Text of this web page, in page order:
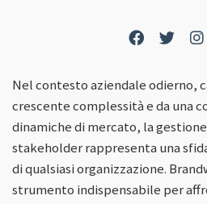
Nel contesto aziendale odierno,
crescente complessità e da una
dinamiche di mercato, la
stakeholder rappresenta una
di qualsiasi organizzazione.
strumento indispensabile per